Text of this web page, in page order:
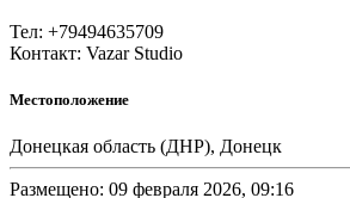
Тел: +79494635709
Контакт: Vazar Studio
Местоположение
Донецкая область (ДНР), Донецк
Размещено: 09 февраля 2026, 09:16